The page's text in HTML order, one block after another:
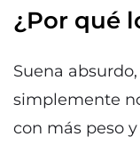
¿Por qué
Suena
simplemente
con más peso